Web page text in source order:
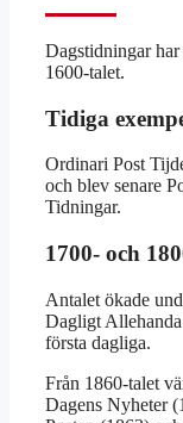
Dagstidningar har
1600-talet.
Tidiga
Ordinari Post
och blev senare
Tidningar.
1700- och
Antalet ökade
Dagligt
första dagliga.
Från 1860-talet
Dagens Nyheter